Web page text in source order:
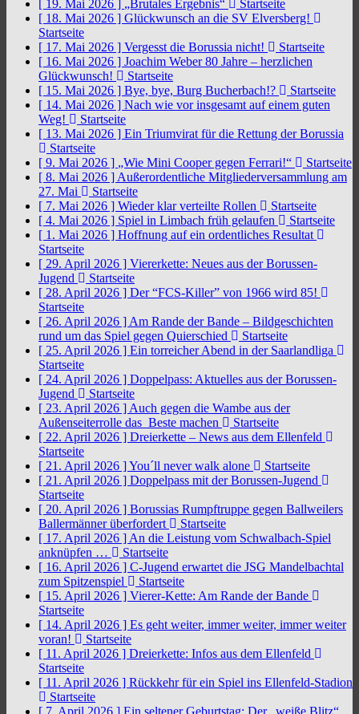
[ 19. Mai 2026 ] „Brutales Ergebnis“
Startseite
[ 18. Mai 2026 ] Glückwunsch an die SV Elversberg!
Startseite
[ 17. Mai 2026 ] Vergesst die Borussia nicht!
Startseite
[ 16. Mai 2026 ] Joachim Weber 80 Jahre – herzlichen
Glückwunsch!
Startseite
[ 15. Mai 2026 ] Bye, bye, Burg Bucherbach!?
Startseite
[ 14. Mai 2026 ] Nach wie vor insgesamt auf einem guten
Weg!
Startseite
[ 13. Mai 2026 ] Ein Triumvirat für die Rettung der Borussia
Startseite
[ 9. Mai 2026 ] „Wie Mini Cooper gegen Ferrari!“
Startseite
[ 8. Mai 2026 ] Außerordentliche Mitgliederversammlung am
27. Mai
Startseite
[ 7. Mai 2026 ] Wieder klar verteilte Rollen
Startseite
[ 4. Mai 2026 ] Spiel in Limbach früh gelaufen
Startseite
[ 1. Mai 2026 ] Hoffnung auf ein ordentliches Resultat
Startseite
[ 29. April 2026 ] Viererkette: Neues aus der Borussen-
Jugend
Startseite
[ 28. April 2026 ] Der “FCS-Killer” von 1966 wird 85!
Startseite
[ 26. April 2026 ] Am Rande der Bande – Bildgeschichten
rund um das Spiel gegen Quierschied
Startseite
[ 25. April 2026 ] Ein torreicher Abend in der Saarlandliga
Startseite
[ 24. April 2026 ] Doppelpass: Aktuelles aus der Borussen-
Jugend
Startseite
[ 23. April 2026 ] Auch gegen die Wambe aus der
Außenseiterrolle das Beste machen
Startseite
[ 22. April 2026 ] Dreierkette – News aus dem Ellenfeld
Startseite
[ 21. April 2026 ]You´ll never walk alone
Startseite
[ 21. April 2026 ] Doppelpass mit der Borussen-Jugend
Startseite
[ 20. April 2026 ] Borussias Rumpftruppe gegen Ballweilers
Ballermänner überfordert
Startseite
[ 17. April 2026 ] An die Leistung vom Schwalbach-Spiel
anknüpfen …
Startseite
[ 16. April 2026 ] C-Jugend erwartet die JSG Mandelbachtal
zum Spitzenspiel
Startseite
[ 15. April 2026 ] Vierer-Kette: Am Rande der Bande
Startseite
[ 14. April 2026 ] Es geht weiter, immer weiter, immer weiter
voran!
Startseite
[ 11. April 2026 ] Dreierkette: Infos aus dem Ellenfeld
Startseite
[ 11. April 2026 ] Rückkehr für ein Spiel ins Ellenfeld-Stadion
Startseite
[ 7. April 2026 ] Ein seltener Geburtstag: Der „weiße Blitz“